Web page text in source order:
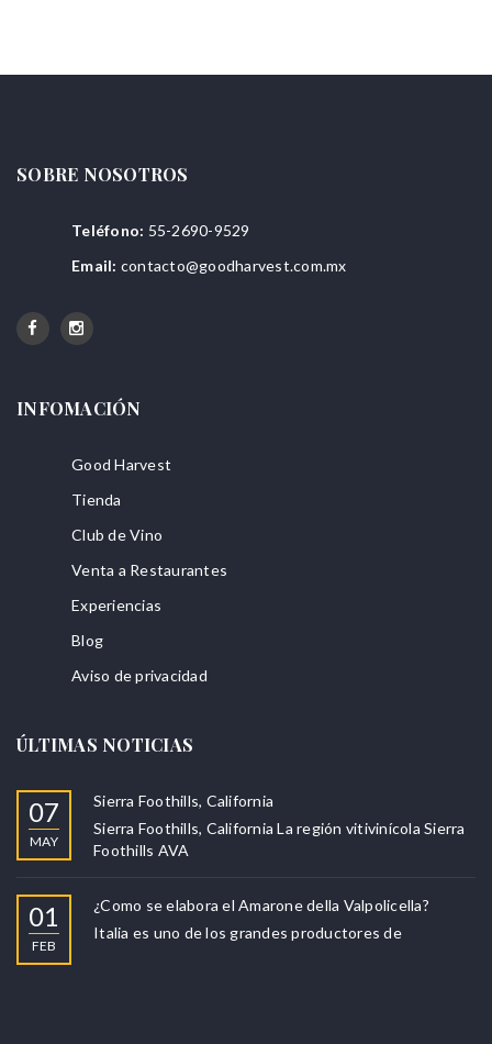
SOBRE NOSOTROS
Teléfono: 55-2690-9529
Email: contacto@goodharvest.com.mx
INFOMACIÓN
Good Harvest
Tienda
Club de Vino
Venta a Restaurantes
Experiencias
Blog
Aviso de privacidad
ÚLTIMAS NOTICIAS
07
MAY
Sierra Foothills, California
Sierra Foothills, California La región vitivinícola Sierra
Foothills AVA
01
FEB
¿Como se elabora el Amarone della Valpolicella?
Italia es uno de los grandes productores de